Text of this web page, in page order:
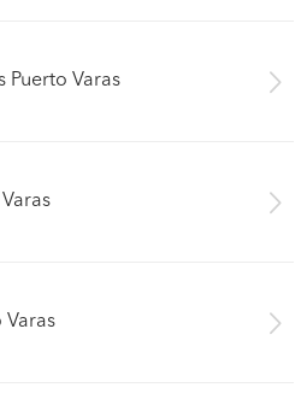
Puerto Varas
Varas